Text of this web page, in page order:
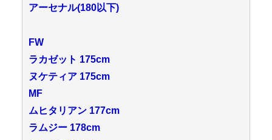
アーセナル(180以下)
FW
ラカゼット 175cm
ヌケティア 175cm
MF
ムヒタリアン 177cm
ラムジー 178cm